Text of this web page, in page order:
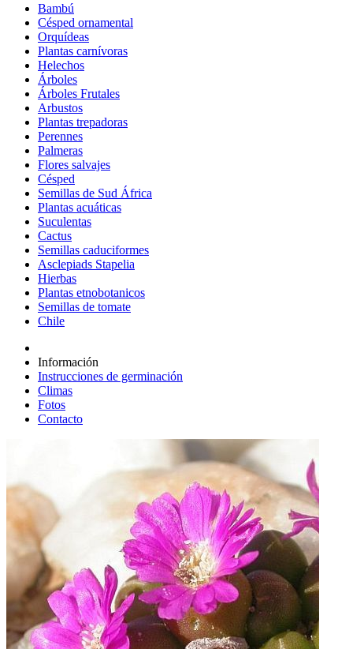
Bambú
Césped ornamental
Orquídeas
Plantas carnívoras
Helechos
Árboles
Árboles Frutales
Arbustos
Plantas trepadoras
Perennes
Palmeras
Flores salvajes
Césped
Semillas de Sud África
Plantas acuáticas
Suculentas
Cactus
Semillas caduciformes
Asclepiads Stapelia
Hierbas
Plantas etnobotanicos
Semillas de tomate
Chile
Información
Instrucciones de germinación
Climas
Fotos
Contacto